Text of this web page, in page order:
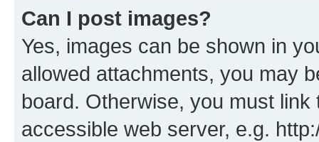
Can I post images?
Yes, images can be shown in
allowed attachments, you may
board. Otherwise, you must
accessible web server, e.g.